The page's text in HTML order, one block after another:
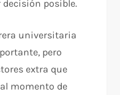
posible.
universitaria
pero
extra que
momento de